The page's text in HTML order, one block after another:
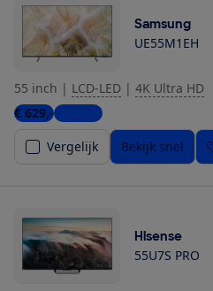
Samsung
UE55M1EH
55 inch | LCD-LED | 4K Ultra HD
€ 629,-1 winkel
Vergelijk
Bekijk snel
Hisense
55U7S PRO